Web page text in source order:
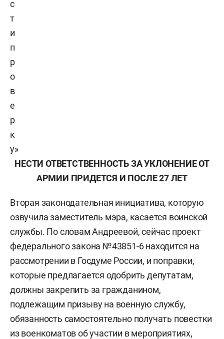
с
т
и
п
р
о
в
е
р
к
у»
НЕСТИ ОТВЕТСТВЕННОСТЬ ЗА УКЛОНЕНИЕ ОТ
АРМИИ ПРИДЕТСЯ И ПОСЛЕ 27 ЛЕТ
Вторая законодательная инициатива, которую
озвучила заместитель мэра, касается воинской
службы. По словам Андреевой, сейчас проект
федерального закона №43851-6 находится на
рассмотрении в Госдуме России, и поправки,
которые предлагается одобрить депутатам,
должны закрепить за гражданином,
подлежащим призыву на военную службу,
обязанность самостоятельно получать повестки
из военкоматов об участии в мероприятиях,